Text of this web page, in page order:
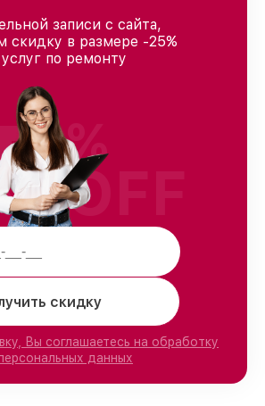
записи с сайта,
скидку в размере -25%
по ремонту
скидку
Вы соглашаетесь на обработку
данных
%
OFF